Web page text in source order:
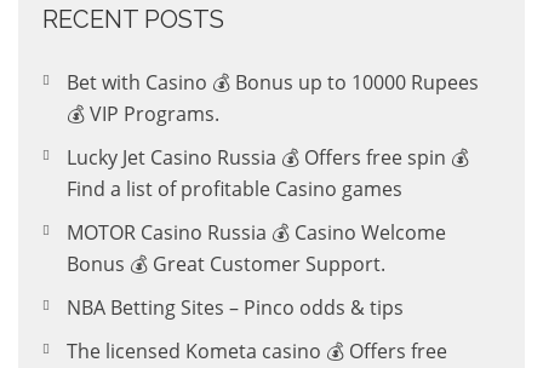
RECENT POSTS
Bet with Casino 💰 Bonus up to 10000 Rupees
💰 VIP Programs.
Lucky Jet Casino Russia 💰 Offers free spin 💰
Find a list of profitable Casino games
MOTOR Casino Russia 💰 Casino Welcome
Bonus 💰 Great Customer Support.
NBA Betting Sites – Pinco odds & tips
The licensed Kometa casino 💰 Offers free